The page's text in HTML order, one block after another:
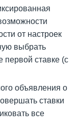
от настроек
выбрать
первой ставке (с
объявления о
ставки
все